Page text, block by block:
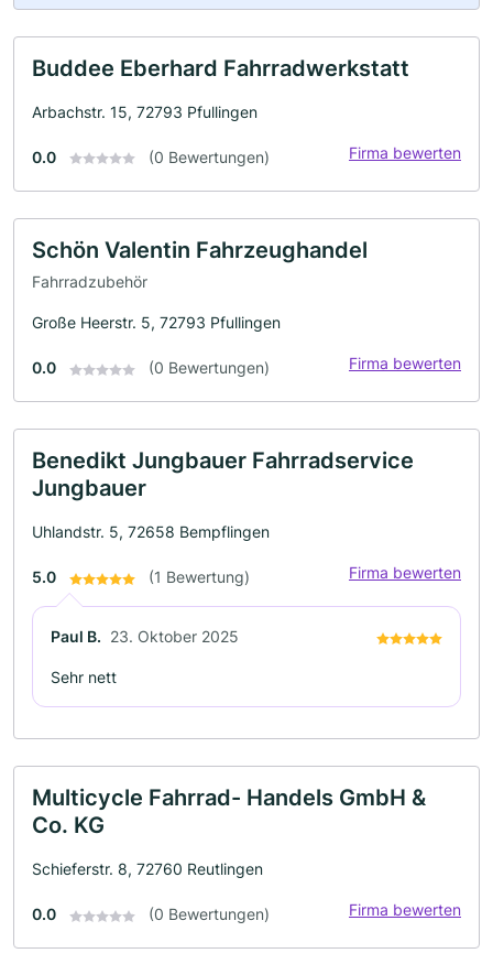
Buddee Eberhard Fahrradwerkstatt
Arbachstr. 15, 72793 Pfullingen
0.0 (0 Bewertungen) Firma bewerten
Schön Valentin Fahrzeughandel
Fahrradzubehör
Große Heerstr. 5, 72793 Pfullingen
0.0 (0 Bewertungen) Firma bewerten
Benedikt Jungbauer Fahrradservice
Jungbauer
Uhlandstr. 5, 72658 Bempflingen
5.0 (1 Bewertung) Firma bewerten
Paul B. 23. Oktober 2025
Sehr nett
Multicycle Fahrrad- Handels GmbH &
Co. KG
Schieferstr. 8, 72760 Reutlingen
0.0 (0 Bewertungen) Firma bewerten